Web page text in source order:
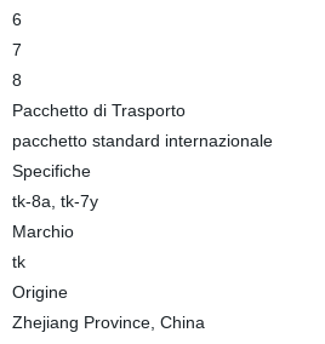
6
7
8
Pacchetto di Trasporto
pacchetto standard internazionale
Specifiche
tk-8a, tk-7y
Marchio
tk
Origine
Zhejiang Province, China